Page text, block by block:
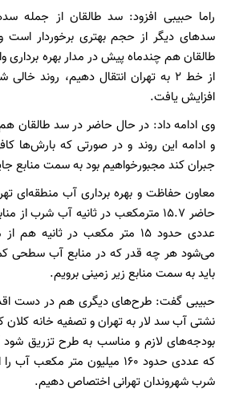
راما حبیبی افزود: سد طالقان از جمله
طالقان هم چندماه پیش در مدار بهره برداری
از خط ۲ به تهران انتقال دهیم،
افزایش یافت.
وی ادامه داد: در حال حاضر در سد طالقان
و ادامه این روند و در صورتی که بارش‌ها
جبران کند مجبورخواهیم بود به سمت منابع
معاون حفاظت و بهره برداری آب منطقه‌ای
حاضر ۱۵.۷ مترمکعب در ثانیه آب شرب
عددی حدود ۱۵ متر مکعب در ثانیه
می‌شود هر چه قدر که در منابع آب سطحی
باید به سمت منابع زیر زمینی برویم.
حبیبی گفت: طرح‌های دیگری هم در دست
نشتی آب سد لار به تهران و تصفیه خانه
بودجه‌های لازم و مناسب به طرح تزریق شود
که عددی حدود ۱۶۰ میلیون متر
شرب شهروندان تهرانی اختصاص دهیم.